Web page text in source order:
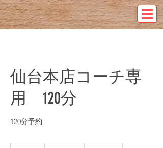
仙台本店コーチ専
用 120分
120分予約